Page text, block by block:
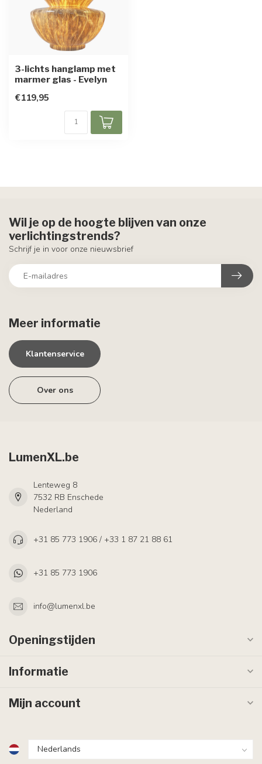
3-lichts hanglamp met
marmer glas - Evelyn
€119,95
Meer informatie
Klantenservice
Over ons
Wil je op de hoogte blijven van onze
verlichtingstrends?
Schrijf je in voor onze nieuwsbrief
LumenXL.be
Lenteweg 8
7532 RB Enschede
Nederland
+31 85 773 1906 / +33 1 87 21 88 61
+31 85 773 1906
info@lumenxl.be
Openingstijden
Informatie
Mijn account